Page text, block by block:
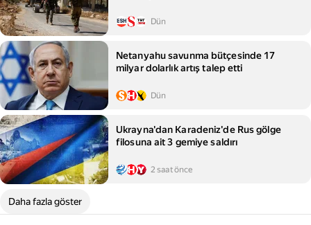
Dün
Netanyahu savunma bütçesinde 17
milyar dolarlık artış talep etti
Dün
Ukrayna'dan Karadeniz'de Rus gölge
filosuna ait 3 gemiye saldırı
2 saat önce
Daha fazla göster